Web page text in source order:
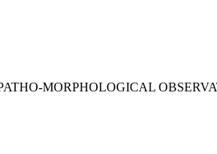
MORPHOLOGICAL